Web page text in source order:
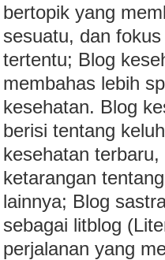
bertopik yang
sesuatu, dan
tertentu; Blog
membahas lebih
kesehatan. Blog
berisi tentang
kesehatan
ketarangan
lainnya; Blog
sebagai litblog
perjalanan yang